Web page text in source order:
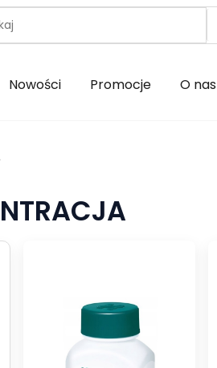
Nowości Promocje O nas